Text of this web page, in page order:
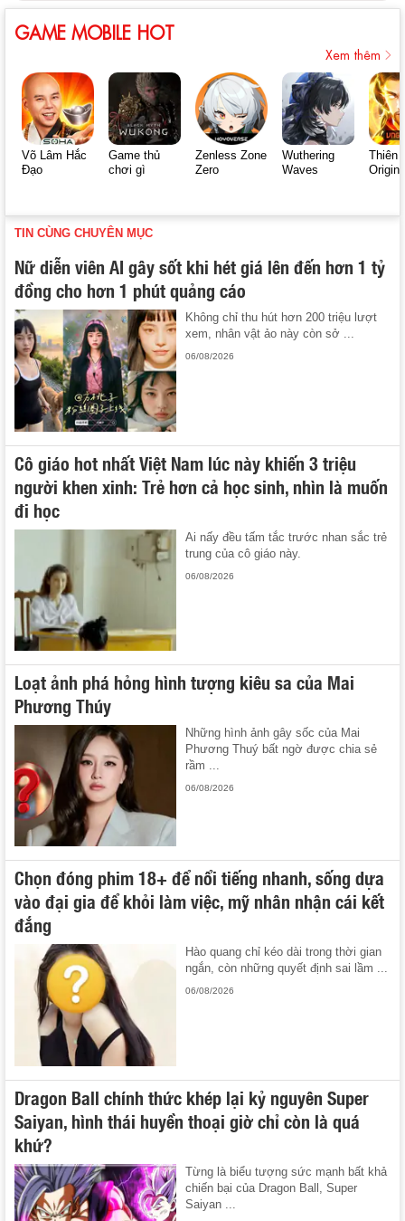
GAME MOBILE HOT
Xem thêm
Võ Lâm Hắc
Đạo
Game thủ
chơi gì
Zenless Zone
Zero
Wuthering
Waves
Thiên
Origin
TIN CÙNG CHUYÊN MỤC
Nữ diễn viên AI gây sốt khi hét giá lên đến hơn 1 tỷ
đồng cho hơn 1 phút quảng cáo
Không chỉ thu hút hơn 200 triệu lượt
xem, nhân vật ảo này còn sở ...
06/08/2026
Cô giáo hot nhất Việt Nam lúc này khiến 3 triệu
người khen xinh: Trẻ hơn cả học sinh, nhìn là muốn
đi học
Ai nấy đều tấm tắc trước nhan sắc trẻ
trung của cô giáo này.
06/08/2026
Loạt ảnh phá hỏng hình tượng kiêu sa của Mai
Phương Thúy
Những hình ảnh gây sốc của Mai
Phương Thuý bất ngờ được chia sẻ
rầm ...
06/08/2026
Chọn đóng phim 18+ để nổi tiếng nhanh, sống dựa
vào đại gia để khỏi làm việc, mỹ nhân nhận cái kết
đắng
Hào quang chỉ kéo dài trong thời gian
ngắn, còn những quyết định sai lầm ...
06/08/2026
Dragon Ball chính thức khép lại kỷ nguyên Super
Saiyan, hình thái huyền thoại giờ chỉ còn là quá
khứ?
Từng là biểu tượng sức mạnh bất khả
chiến bại của Dragon Ball, Super
Saiyan ...